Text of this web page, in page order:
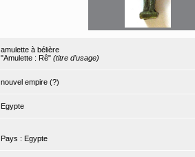
amulette à bélière
"Amulette : Rê" (titre d'usage)
nouvel empire (?)
Egypte
Pays : Egypte